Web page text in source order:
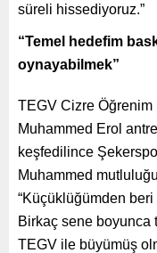
süreli hissediyoruz.”
“Temel hedefim
oynayabilmek”
TEGV Cizre Öğrenim
Muhammed Erol
keşfedilince
Muhammed
“Küçüklüğümden beri
Birkaç sene boyunca
TEGV ile büyümüş